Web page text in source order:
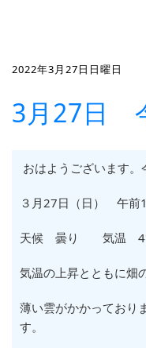
2022年3月27日日曜日
3月27日
おはようございます。
３月27日（日） 午前
天候 曇り 気温
気温の上昇とともに畑
薄い雲がかかっており
す。